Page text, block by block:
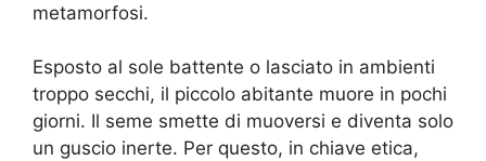
metamorfosi.
Esposto al sole battente o lasciato in ambienti
troppo secchi, il piccolo abitante muore in pochi
giorni. Il seme smette di muoversi e diventa solo
un guscio inerte. Per questo, in chiave etica,